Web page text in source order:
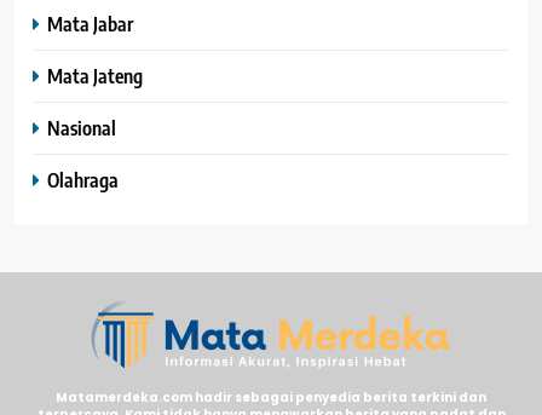
Mata Jabar
Mata Jateng
Nasional
Olahraga
Matamerdeka.com hadir sebagai penyedia berita terkini dan